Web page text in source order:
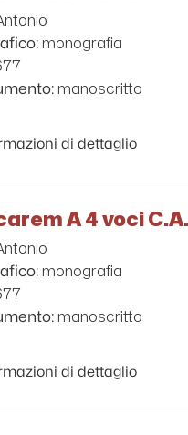
monografia
manoscritto
di dettaglio
A 4 voci
monografia
manoscritto
di dettaglio